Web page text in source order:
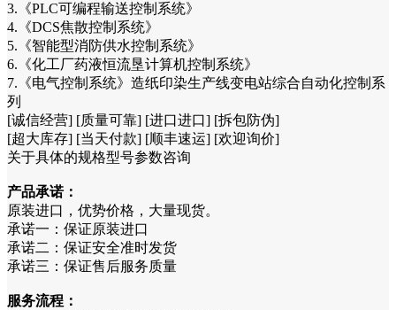
3.《PLC可编程输送控制系统》
4.《DCS焦散控制系统》
5.《智能型消防供水控制系统》
6.《化工厂药液恒流垦计算机控制系统》
7.《电气控制系统》造纸印染生产线变电站综合自动化控制系
列
[诚信经营] [质量可靠] [进口进口] [拆包防伪]
[超大库存] [当天付款] [顺丰速运] [欢迎询价]
关于具体的规格型号参数咨询
产品承诺：
原装进口，优势价格，大量现货。
承诺一：保证原装进口
承诺二：保证安全准时发货
承诺三：保证售后服务质量
服务流程：